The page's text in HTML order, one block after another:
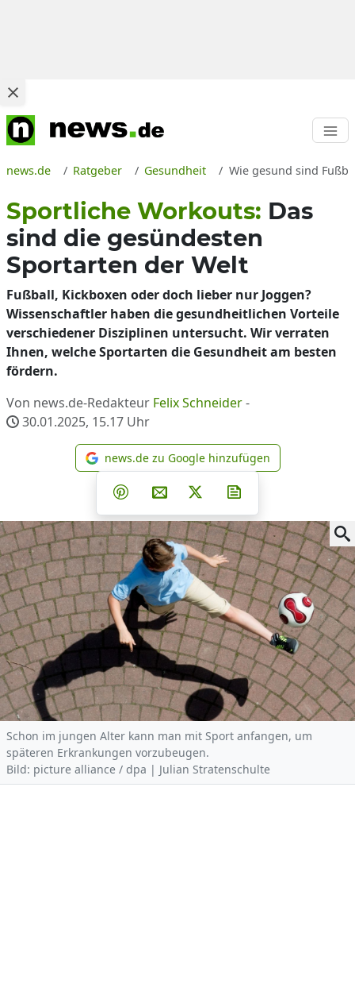
news.de Ratgeber Gesundheit Wie gesund sind
Sportliche Workouts: Das
sind die gesündesten
Sportarten der Welt
Fußball, Kickboxen oder doch lieber nur Joggen?
Wissenschaftler haben die gesundheitlichen Vorteile
verschiedener Disziplinen untersucht. Wir verraten
Ihnen, welche Sportarten die Gesundheit am besten
fördern.
Von news.de-Redakteur Felix Schneider-
30.01.2025, 15.17 Uhr
news.de zu Google
news.de zu Google hinzufügen
Teilen auf Facebook
Teilen auf Whatsapp
Teilen auf Telegram
Teilen auf Pinterest
Per E-Mail teilen
Post auf X
Schon im jungen Alter kann man mit Sport anfangen, um
späteren Erkrankungen vorzubeugen.
Bild: picture alliance / dpa | Julian Stratenschulte